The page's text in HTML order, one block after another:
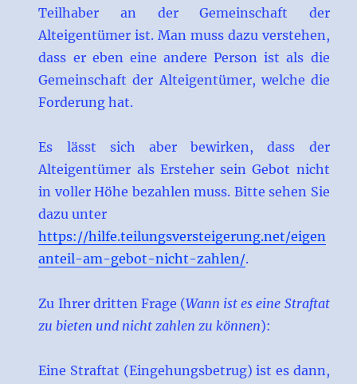
Teilhaber an der Gemeinschaft der
Alteigentümer ist. Man muss dazu verstehen,
dass er eben eine andere Person ist als die
Gemeinschaft der Alteigentümer, welche die
Forderung hat.
Es lässt sich aber bewirken, dass der
Alteigentümer als Ersteher sein Gebot nicht
in voller Höhe bezahlen muss. Bitte sehen Sie
dazu unter
https://hilfe.teilungsversteigerung.net/eigen
anteil-am-gebot-nicht-zahlen/.
Zu Ihrer dritten Frage (Wann ist es eine Straftat
zu bieten und nicht zahlen zu können):
Eine Straftat (Eingehungsbetrug) ist es dann,